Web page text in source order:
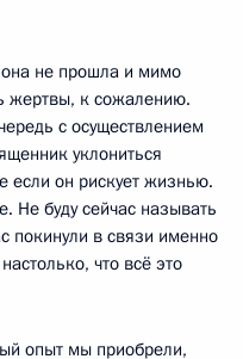
она не прошла и мимо
жертвы, к сожалению.
с осуществлением
уклониться
если он рискует жизнью.
Не буду сейчас называть
покинули в связи именно
что всё это
опыт мы приобрели,